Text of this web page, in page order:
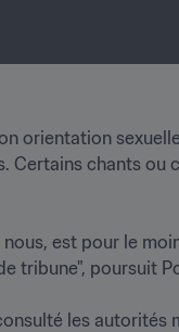
orientation
Certains chants
est pour le
tribune", poursuit
les